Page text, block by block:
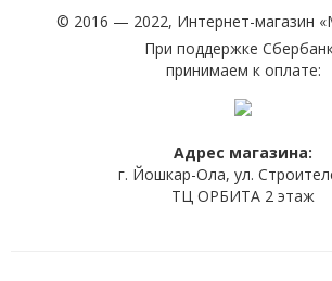
© 2016 — 2022, Интернет-магазин «
При поддержке
принимаем к оплате:
Адрес магазина:
г. Йошкар-Ола, ул.
ТЦ ОРБИТА 2 этаж